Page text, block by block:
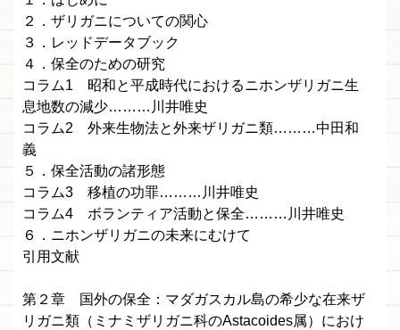
２．ザリガニについての関心
３．レッドデータブック
４．保全のための研究
コラム1 昭和と平成時代におけるニホンザリガニ生
息地数の減少………川井唯史
コラム2 外来生物法と外来ザリガニ類………中田和
義
５．保全活動の諸形態
コラム3 移植の功罪………川井唯史
コラム4 ボランティア活動と保全………川井唯史
６．ニホンザリガニの未来にむけて
引用文献
第２章 国外の保全：マダガスカル島の希少な在来ザ
リガニ類（ミナミザリガニ科のAstacoides属）におけ